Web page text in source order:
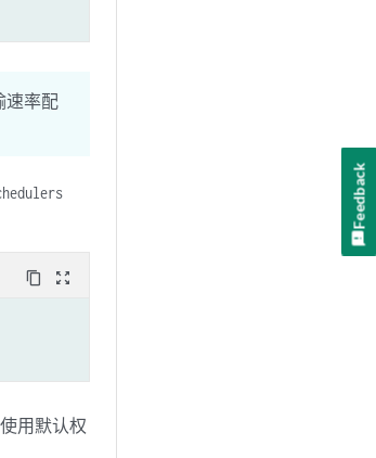
速率配
content_copy zoom_out_map
用默认权
Feedback